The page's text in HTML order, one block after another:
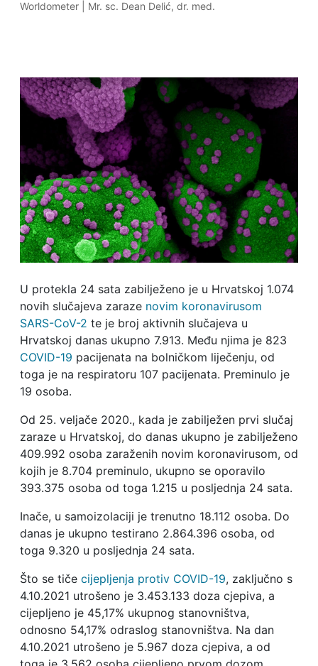
Worldometer| Mr. sc. Dean Delić, dr. med.
U protekla 24 sata zabilježeno je u Hrvatskoj 1.074
novih slučajeva zaraze novim koronavirusom
SARS-CoV-2 te je broj aktivnih slučajeva u
Hrvatskoj danas ukupno 7.913. Među njima je 823
COVID-19 pacijenata na bolničkom liječenju, od
toga je na respiratoru 107 pacijenata. Preminulo je
19 osoba.
Od 25. veljače 2020., kada je zabilježen prvi slučaj
zaraze u Hrvatskoj, do danas ukupno je zabilježeno
409.992 osoba zaraženih novim koronavirusom, od
kojih je 8.704 preminulo, ukupno se oporavilo
393.375 osoba od toga 1.215 u posljednja 24 sata.
Inače, u samoizolaciji je trenutno 18.112 osoba. Do
danas je ukupno testirano 2.864.396 osoba, od
toga 9.320 u posljednja 24 sata.
Što se tiče cijepljenja protiv COVID-19, zaključno s
4.10.2021 utrošeno je 3.453.133 doza cjepiva, a
cijepljeno je 45,17% ukupnog stanovništva,
odnosno 54,17% odraslog stanovništva. Na dan
4.10.2021 utrošeno je 5.967 doza cjepiva, a od